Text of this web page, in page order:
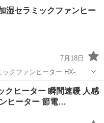
家電
湿セラミックファンヒー
7月18日
たセラミックファンヒーターです。 【状態】 ・20...
セラミックファンヒーター
クヒーター 瞬間速暖 人感
ヒーター 節電…